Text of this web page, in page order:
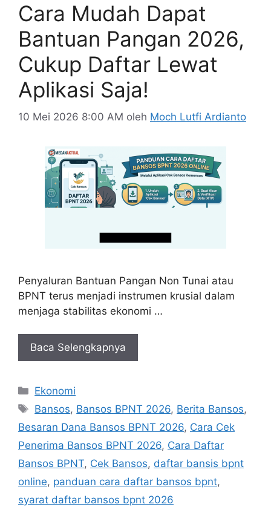
Cara Mudah Dapat
Bantuan Pangan 2026,
Cukup Daftar Lewat
Aplikasi Saja!
10 Mei 2026 8:00 AM oleh Moch Lutfi Ardianto
Penyaluran Bantuan Pangan Non Tunai atau
BPNT terus menjadi instrumen krusial dalam
menjaga stabilitas ekonomi …
Baca Selengkapnya
Kategori
Ekonomi
Tag
Bansos, Bansos BPNT 2026, Berita Bansos,
Besaran Dana Bansos BPNT 2026, Cara Cek
Penerima Bansos BPNT 2026, Cara Daftar
Bansos BPNT, Cek Bansos, daftar bansis bpnt
online, panduan cara daftar bansos bpnt,
syarat daftar bansos bpnt 2026